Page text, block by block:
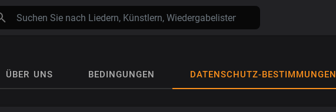
ÜBER UNS BEDINGUNGEN DATENSCHUTZ-BESTIMMUNGEN